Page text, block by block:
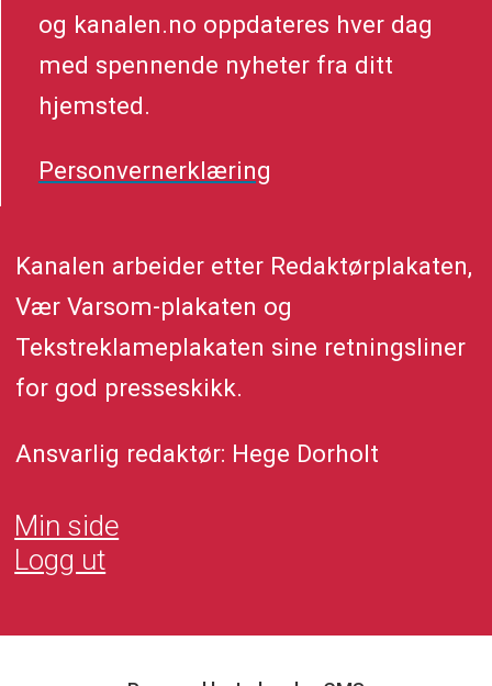
og kanalen.no oppdateres hver dag
med spennende nyheter fra ditt
hjemsted.
Personvernerklæring
Kanalen arbeider etter Redaktørplakaten,
Vær Varsom-plakaten og
Tekstreklameplakaten sine retningsliner
for god presseskikk.
Ansvarlig redaktør: Hege Dorholt
Min side
Logg ut